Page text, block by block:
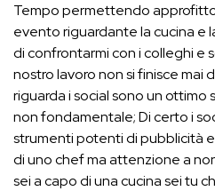
Tempo permettendo
evento riguardante la cucina e
di confrontarmi con i colleghi e
nostro lavoro non si finisce mai
riguarda i social sono un ottimo
non fondamentale; Di certo i
strumenti potenti di pubblicità
di uno chef ma attenzione a
sei a capo di una cucina sei tu